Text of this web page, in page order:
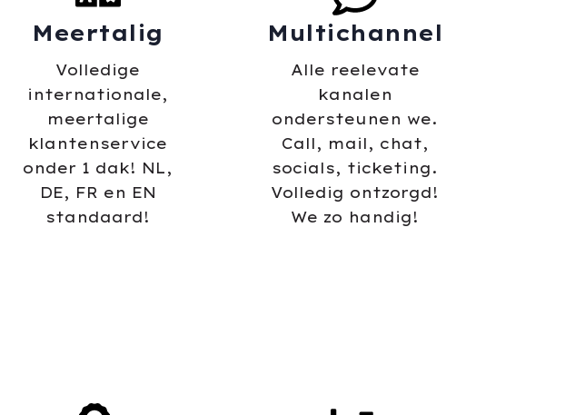
Meertalig
Volledige
internationale,
meertalige
klantenservice
onder 1 dak! NL,
DE, FR en EN
standaard!
Multichannel
Alle reelevate
kanalen
ondersteunen we.
Call, mail, chat,
socials, ticketing.
Volledig ontzorgd!
We zo handig!